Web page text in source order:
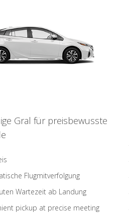
Gral für preisbewusste
Flugmitverfolgung
Wartezeit ab Landung
pickup at precise meeting